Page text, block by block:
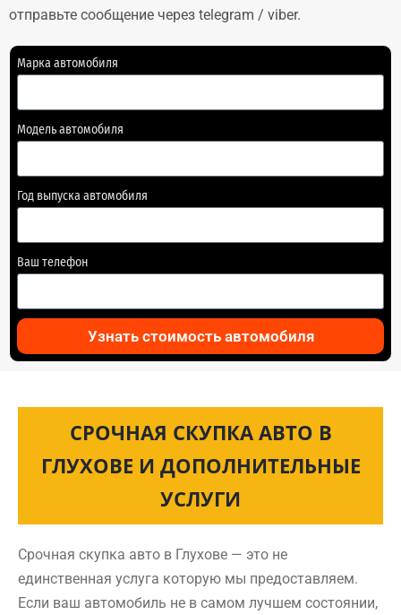
отправьте сообщение через telegram / viber.
Марка автомобиля
Модель автомобиля
Год выпуска автомобиля
Ваш телефон
Узнать стоимость автомобиля
СРОЧНАЯ СКУПКА АВТО В
ГЛУХОВЕ И ДОПОЛНИТЕЛЬНЫЕ
УСЛУГИ
Срочная скупка авто в Глухове — это не
единственная услуга которую мы предоставляем.
Если ваш автомобиль не в самом лучшем состоянии,